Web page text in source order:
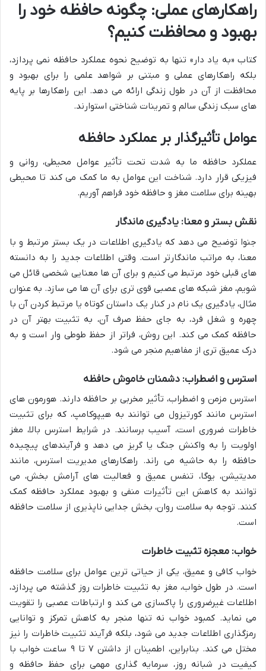
راهکارهای عملی: چگونه حافظه خود را
بهبود و محافظت کنیم؟
کتاب «به یاد دار» تنها به توضیح نحوه عملکرد حافظه نمی پردازد،
بلکه راهکارهای عملی و مبتنی بر شواهد علمی را برای بهبود و
محافظت از آن در طول زندگی ارائه می دهد. این راهکارها بر پایه
های سبک زندگی سالم و تمرینات شناختی استوارند.
عوامل تأثیرگذار بر عملکرد حافظه
عملکرد حافظه ما به شدت تحت تأثیر عوامل محیطی، روانی و
فیزیکی قرار دارد. شناخت این عوامل به ما کمک می کند تا محیطی
بهینه برای سلامت مغز و حافظه خود فراهم آوریم.
نقش بستر و معنا: یادگیری ماندگار
جنوا توضیح می دهد که یادگیری اطلاعات در یک بستر مرتبط و با
معنا، به مراتب ماندگارتر است. وقتی اطلاعات جدید را به دانسته
های قبلی خود مرتبط می کنیم و برای آن ها معنایی شخصی قائل می
شویم، مغز شبکه های عصبی قوی تری برای آن ها می سازد. به عنوان
مثال، یادگیری یک نام در کنار یک داستان کوتاه یا مرتبط کردن آن با
چهره و شغل فرد، به جای حفظ صرف آن، به تثبیت بهتر آن در
حافظه کمک می کند. این روش، فراتر از حفظ طوطی وار است و به
درک عمیق تری از مفاهیم منجر می شود.
استرس و اضطراب: دشمنان خاموش حافظه
استرس مزمن و اضطراب، تأثیر مخربی بر حافظه دارند. هورمون های
استرس مانند کورتیزول می توانند به هیپوکامپ، که برای تثبیت
خاطرات ضروری است، آسیب برسانند. در شرایط استرس بالا، مغز
اولویت را به واکنش جنگ یا گریز می دهد و فرآیندهای پیچیده
حافظه را به حاشیه می راند. راهکارهای مدیریت استرس، مانند
مدیتیشن، یوگا، تنفس عمیق و فعالیت های آرامش بخش، می
توانند به کاهش این تأثیرات منفی و بهبود عملکرد حافظه کمک
کنند. توجه به سلامت روان، بخش جدایی ناپذیری از سلامت حافظه
است.
خواب: معجزه تثبیت خاطرات
خواب کافی و عمیق، یکی از حیاتی ترین عوامل برای سلامت حافظه
است. در طول خواب، مغز به تثبیت خاطرات روز گذشته می پردازد،
اطلاعات غیرضروری را پاکسازی می کند و ارتباطات عصبی را تقویت
می نماید. کمبود خواب نه تنها منجر به کاهش تمرکز و توانایی
رمزگذاری اطلاعات جدید می شود، بلکه فرآیند تثبیت خاطرات را نیز
مختل می کند. بنابراین، اطمینان از داشتن ۷ تا ۹ ساعت خواب با
کیفیت در شبانه روز، سرمایه گذاری مهمی برای حفظ حافظه و